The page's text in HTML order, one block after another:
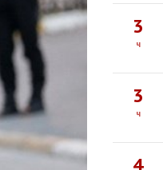
3
ч
3
ч
4